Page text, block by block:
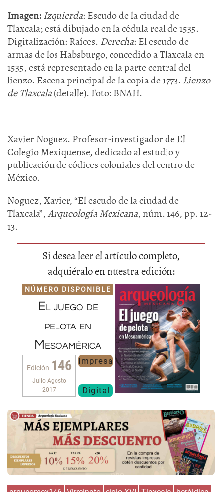
Imagen:Izquierda: Escudo de la ciudad de
Tlaxcala; está dibujado en la cédula real de 1535.
Digitalización: Raíces. Derecha: El escudo de
armas de los Habsburgo, concedido a Tlaxcala en
1535, está representado en la parte central del
lienzo. Escena principal de la copia de 1773. Lienzo
de Tlaxcala(detalle). Foto: BNAH.
Xavier Noguez. Profesor-investigador de El
Colegio Mexiquense, dedicado al estudio y
publicación de códices coloniales del centro de
México.
Noguez, Xavier, “El escudo de la ciudad de
Tlaxcala”,Arqueología Mexicana, núm. 146, pp. 12-
13.
Si desea leer el artículo completo,
adquiéralo en nuestra edición:
NÚMERO DISPONIBLE
El juego de
pelota en
Mesoamérica
Edición 146
Julio-Agosto
2017
Impresa
Digital